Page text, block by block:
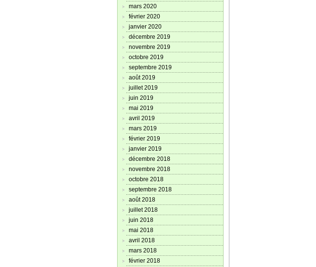
mars 2020
février 2020
janvier 2020
décembre 2019
novembre 2019
octobre 2019
septembre 2019
août 2019
juillet 2019
juin 2019
mai 2019
avril 2019
mars 2019
février 2019
janvier 2019
décembre 2018
novembre 2018
octobre 2018
septembre 2018
août 2018
juillet 2018
juin 2018
mai 2018
avril 2018
mars 2018
février 2018